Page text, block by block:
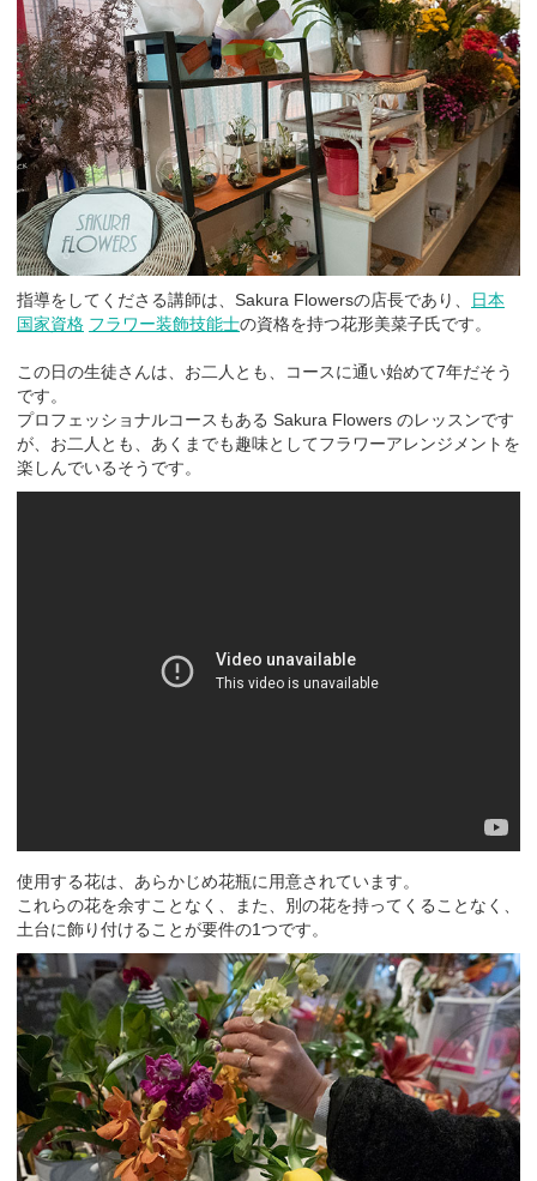
指導をしてくださる講師は、Sakura Flowersの店長であり、
日本
国家資格 フラワー装飾技能士の資格を持つ花形美菜子氏です。
この日の生徒さんは、お二人とも、コースに通い始めて7年だそう
です。
プロフェッショナルコースもある Sakura Flowers のレッスンです
が、お二人とも、あくまでも趣味としてフラワーアレンジメントを
楽しんでいるそうです。
使用する花は、あらかじめ花瓶に用意されています。
これらの花を余すことなく、また、別の花を持ってくることなく、
土台に飾り付けることが要件の1つです。